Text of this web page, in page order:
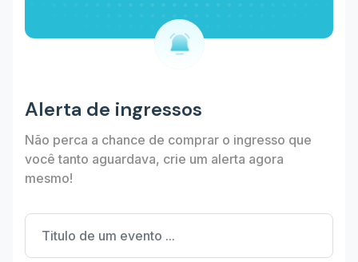
Alerta de ingressos
Não perca a chance de comprar o ingresso que
você tanto aguardava, crie um alerta agora
mesmo!